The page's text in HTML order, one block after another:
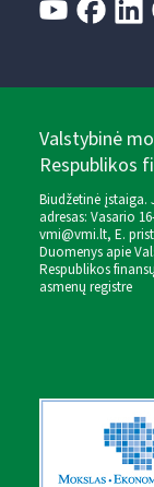
Valstybinė
Respublikos
Biudžetinė įstaiga.
adresas: Vasario
vmi@vmi.lt, E.
Duomenys apie
Respublikos
asmenų registre